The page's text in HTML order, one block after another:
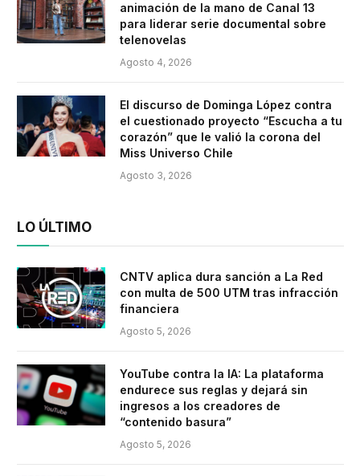
animación de la mano de Canal 13
para liderar serie documental sobre
telenovelas
Agosto 4, 2026
El discurso de Dominga López contra
el cuestionado proyecto “Escucha a tu
corazón” que le valió la corona del
Miss Universo Chile
Agosto 3, 2026
LO ÚLTIMO
CNTV aplica dura sanción a La Red
con multa de 500 UTM tras infracción
financiera
Agosto 5, 2026
YouTube contra la IA: La plataforma
endurece sus reglas y dejará sin
ingresos a los creadores de
“contenido basura”
Agosto 5, 2026